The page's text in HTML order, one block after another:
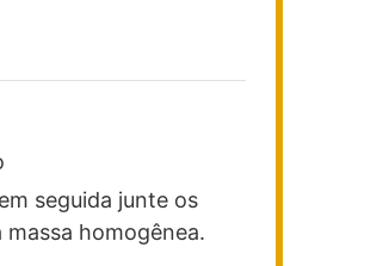
seguida junte os
homogênea.